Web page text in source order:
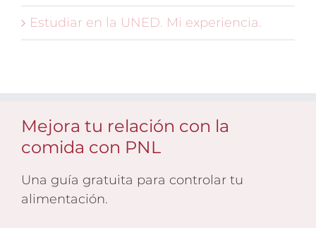
Estudiar en la UNED. Mi experiencia.
Mejora tu relación con la
comida con PNL
Una guía gratuita para controlar tu
alimentación.